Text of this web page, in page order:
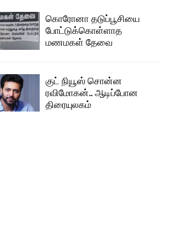
கொரோனா தடுப்பூசியை
போட்டுக்கொள்ளாத
மணமகள் தேவை
குட் நியூஸ் சொன்ன
ரவிமோகன்.. ஆடிப்போன
திரையுலகம்